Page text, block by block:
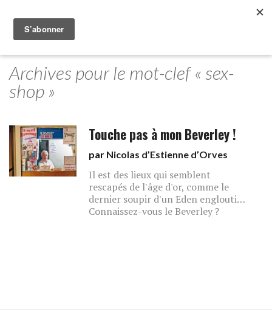
Archives pour le mot-clef « sex-
shop »
Touche pas à mon Beverley !
par Nicolas d’Estienne d’Orves
Il est des lieux qui semblent
rescapés de l'âge d'or, comme le
dernier soupir d'un Eden englouti…
Connaissez-vous le Beverley ?